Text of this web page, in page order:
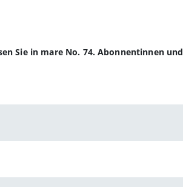
Sie in mare No. 74. Abonnentinnen